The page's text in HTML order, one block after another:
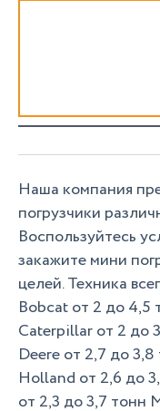
Наша компания
погрузчики
Воспользуйтесь
закажите мини
целей. Техника
Bobcat от 2 до 4,5
Caterpillar от 2 до
Deere от 2,7 до
Holland от 2,6 до
от 2,3 до 3,7 тонн